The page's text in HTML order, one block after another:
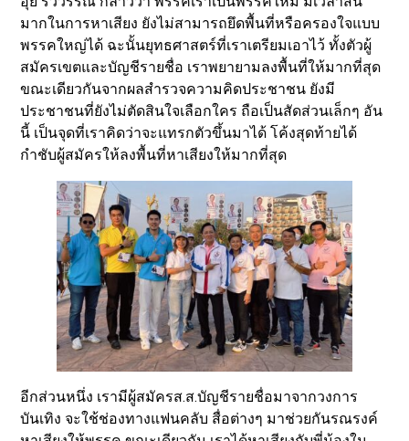
มากในการหาเสียง ยังไม่สามารถยึดพื้นที่หรือครองใจแบบ
พรรคใหญ่ได้ ฉะนั้นยุทธศาสตร์ที่เราเตรียมเอาไว้ ทั้งตัวผู้
สมัครเขตและบัญชีรายชื่อ เราพยายามลงพื้นที่ให้มากที่สุด
ขณะเดียวกันจากผลสำรวจความคิดประชาชน ยังมี
ประชาชนที่ยังไม่ตัดสินใจเลือกใคร ถือเป็นสัดส่วนเล็กๆ อัน
นี้ เป็นจุดที่เราคิดว่าจะแทรกตัวขึ้นมาได้ โค้งสุดท้ายได้
กำชับผู้สมัครให้ลงพื้นที่หาเสียงให้มากที่สุด
อีกส่วนหนึ่ง เรามีผู้สมัครส.ส.บัญชีรายชื่อมาจากวงการ
บันเทิง จะใช้ช่องทางแฟนคลับ สื่อต่างๆ มาช่วยกันรณรงค์